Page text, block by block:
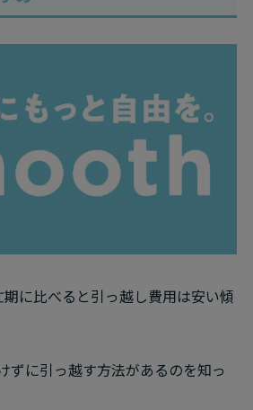
に比べると引っ越し費用は安い傾
ずに引っ越す方法があるのを知っ